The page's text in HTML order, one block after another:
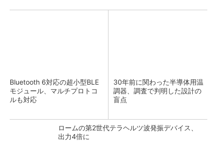
Bluetooth 6対応の超小型BLE
モジュール、マルチプロトコ
ルも対応
30年前に関わった半導体用温
調器、調査で判明した設計の
盲点
ロームの第2世代テラヘルツ波発振デバイス、
出力4倍に